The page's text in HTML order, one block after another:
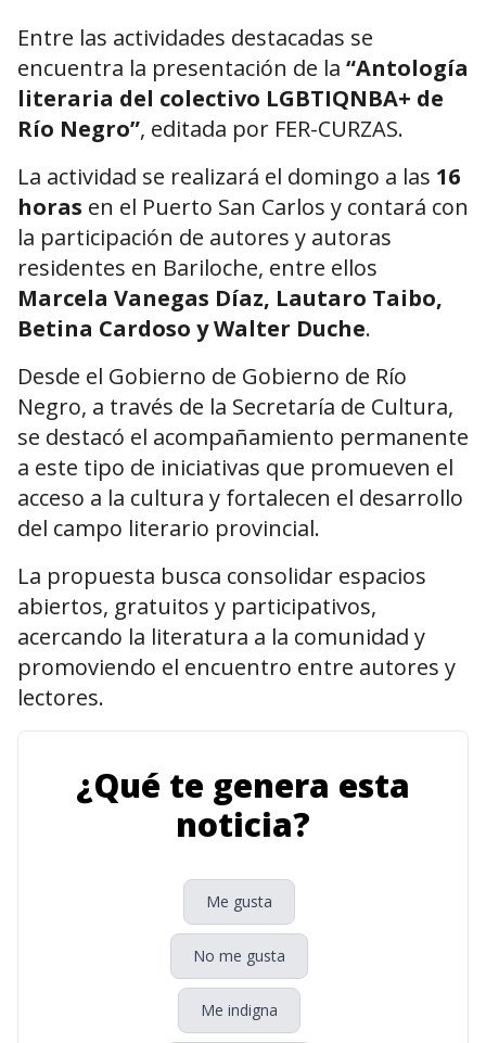
Entre las actividades destacadas se
encuentra la presentación de la “Antología
literaria del colectivo LGBTIQNBA+ de
Río Negro”, editada por FER-CURZAS.
La actividad se realizará el domingo a las 16
horas en el Puerto San Carlos y contará con
la participación de autores y autoras
residentes en Bariloche, entre ellos
Marcela Vanegas Díaz, Lautaro Taibo,
Betina Cardoso y Walter Duche.
Desde el Gobierno de Gobierno de Río
Negro, a través de la Secretaría de Cultura,
se destacó el acompañamiento permanente
a este tipo de iniciativas que promueven el
acceso a la cultura y fortalecen el desarrollo
del campo literario provincial.
La propuesta busca consolidar espacios
abiertos, gratuitos y participativos,
acercando la literatura a la comunidad y
promoviendo el encuentro entre autores y
lectores.
¿Qué te genera esta
noticia?
Me gusta
No me gusta
Me indigna